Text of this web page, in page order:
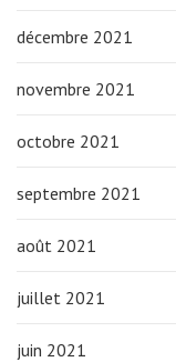
décembre 2021
novembre 2021
octobre 2021
septembre 2021
août 2021
juillet 2021
juin 2021